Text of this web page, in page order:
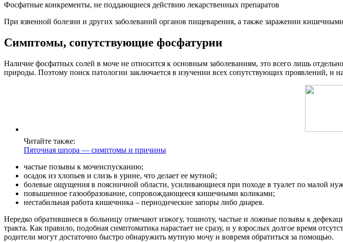
Фосфатные конкременты, не поддающиеся действию лекарственных препаратов
При язвенной болезни и других заболеваний органов пищеварения, а также заражении
Симптомы, сопутствующие фосфатурии
Наличие фосфатных солей в моче не относится к основным заболеваниям, это всего лишь
природы. Поэтому поиск патологии заключается в изучении всех сопутствующих проявлений, и
Читайте также:
Пяточная шпора — симптомы и причины
частые позывы к мочеиспусканию;
осадок из хлопьев и слизь в урине, что делает ее мутной;
болевые ощущения в поясничной области, усиливающиеся при походе в туалет по малой
повышенное газообразование, сопровождающееся кишечными коликами;
нестабильная работа кишечника – периодические запоры либо диарея.
Нередко обратившиеся в больницу отмечают изжогу, тошноту, частые и ложные позывы к
тракта. Как правило, подобная симптоматика нарастает не сразу, и у взрослых долгое время
родители могут достаточно быстро обнаружить мутную мочу и вовремя обратиться за помощью.